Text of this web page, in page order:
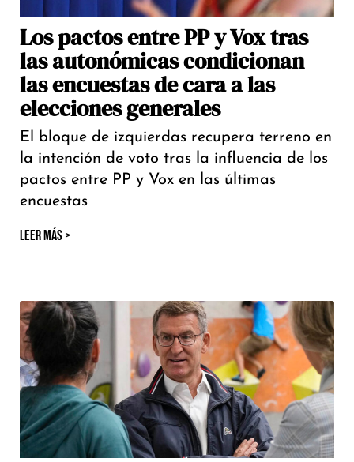
Los pactos entre PP y Vox tras
las autonómicas condicionan
las encuestas de cara a las
elecciones generales
El bloque de izquierdas recupera terreno en
la intención de voto tras la influencia de los
pactos entre PP y Vox en las últimas
encuestas
LEER MÁS >